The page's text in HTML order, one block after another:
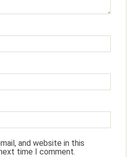
and website in this
time I comment.